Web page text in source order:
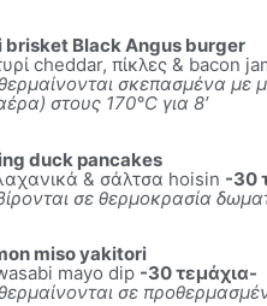
brisket Βlack Angus burger
cheddar, πίκλες & bacon
σκεπασμένα
στους 170°C για 8′
duck pancakes
& σάλτσα hoisin -30
σε θερμοκρασία
miso yakitori
mayo dip -30 τεμάχια-
σε